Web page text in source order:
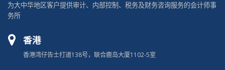
为大中华地区客户提供审计、内部控制、税务及财务咨询服务的会计师事
务所
香港
香港湾仔告士打道138号，联合鹿岛大厦1102-5室